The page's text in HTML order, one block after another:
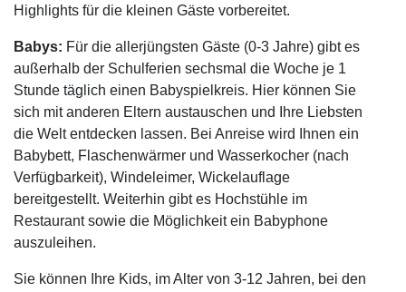
Highlights für die kleinen Gäste vorbereitet.
Babys: Für die allerjüngsten Gäste (0-3 Jahre) gibt es
außerhalb der Schulferien sechsmal die Woche je 1
Stunde täglich einen Babyspielkreis. Hier können Sie
sich mit anderen Eltern austauschen und Ihre Liebsten
die Welt entdecken lassen. Bei Anreise wird Ihnen ein
Babybett, Flaschenwärmer und Wasserkocher (nach
Verfügbarkeit), Windeleimer, Wickelauflage
bereitgestellt. Weiterhin gibt es Hochstühle im
Restaurant sowie die Möglichkeit ein Babyphone
auszuleihen.
Sie können Ihre Kids, im Alter von 3-12 Jahren, bei den